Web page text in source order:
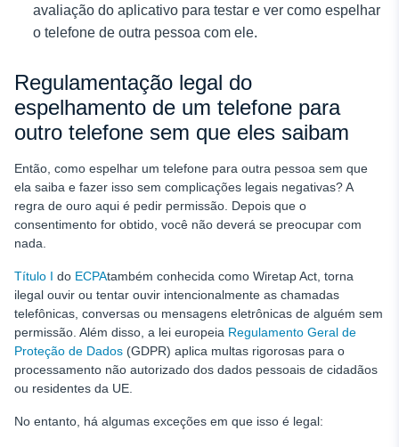
avaliação do aplicativo para testar e ver como espelhar
o telefone de outra pessoa com ele.
Regulamentação legal do
espelhamento de um telefone para
outro telefone sem que eles saibam
Então, como espelhar um telefone para outra pessoa sem que
ela saiba e fazer isso sem complicações legais negativas? A
regra de ouro aqui é pedir permissão. Depois que o
consentimento for obtido, você não deverá se preocupar com
nada.
Título I do ECPAtambém conhecida como Wiretap Act, torna
ilegal ouvir ou tentar ouvir intencionalmente as chamadas
telefônicas, conversas ou mensagens eletrônicas de alguém sem
permissão. Além disso, a lei europeia Regulamento Geral de
Proteção de Dados (GDPR) aplica multas rigorosas para o
processamento não autorizado dos dados pessoais de cidadãos
ou residentes da UE.
No entanto, há algumas exceções em que isso é legal: